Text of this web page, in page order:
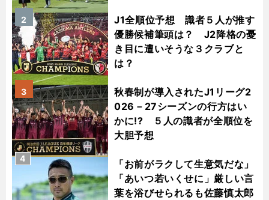
J1全順位予想 識者５人が推す
優勝候補筆頭は？ J2降格の憂
き目に遭いそうな３クラブと
は？
2
秋春制が導入されたJ1リーグ2
026－27シーズンの行方はい
かに!? ５人の識者が全順位を
大胆予想
3
「お前がラクして生意気だな」
「あいつ若いくせに」厳しい言
葉を浴びせられるも佐藤慎太郎
4